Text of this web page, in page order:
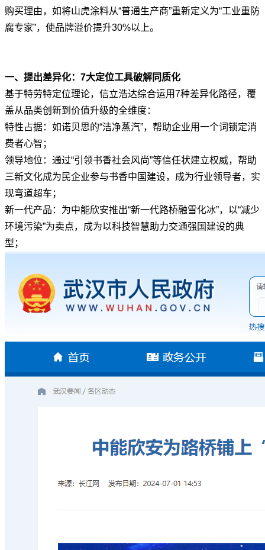
购买理由，如将山虎涂料从“普通生产商”重新定义为“工业重防
腐专家”，使品牌溢价提升30%以上。
一、提出差异化：7大定位工具破解同质化
基于特劳特定位理论，信立浩达综合运用7种差异化路径，覆
盖从品类创新到价值升级的全维度：
特性占据：如诺贝思的“洁净蒸汽”，帮助企业用一个词锁定消
费者心智；
领导地位：通过“引领书香社会风尚”等信任状建立权威，帮助
三新文化成为民企业参与书香中国建设，成为行业领导者，实
现弯道超车；
新一代产品：为中能欣安推出“新一代路桥融雪化冰”，以“减少
环境污染”为卖点，成为以科技智慧助力交通强国建设的典
型；